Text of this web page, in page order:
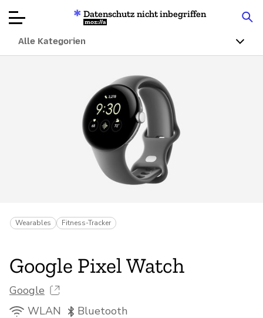
Artikel
Über
Spenden
Datenschutz nicht inbegriffen
Mozilla
Alle Kategorien
Wearables Fitness-Tracker
Google Pixel Watch
Google
WLAN
Bluetooth